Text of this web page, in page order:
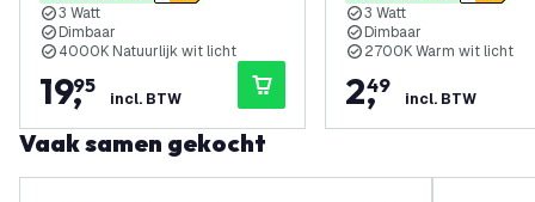
3 Watt
Dimbaar
4000K Natuurlijk wit licht
19,
95
incl. BTW
3 Watt
Dimbaar
2700K Warm wit licht
2,
49
incl. BTW
Vaak samen gekocht